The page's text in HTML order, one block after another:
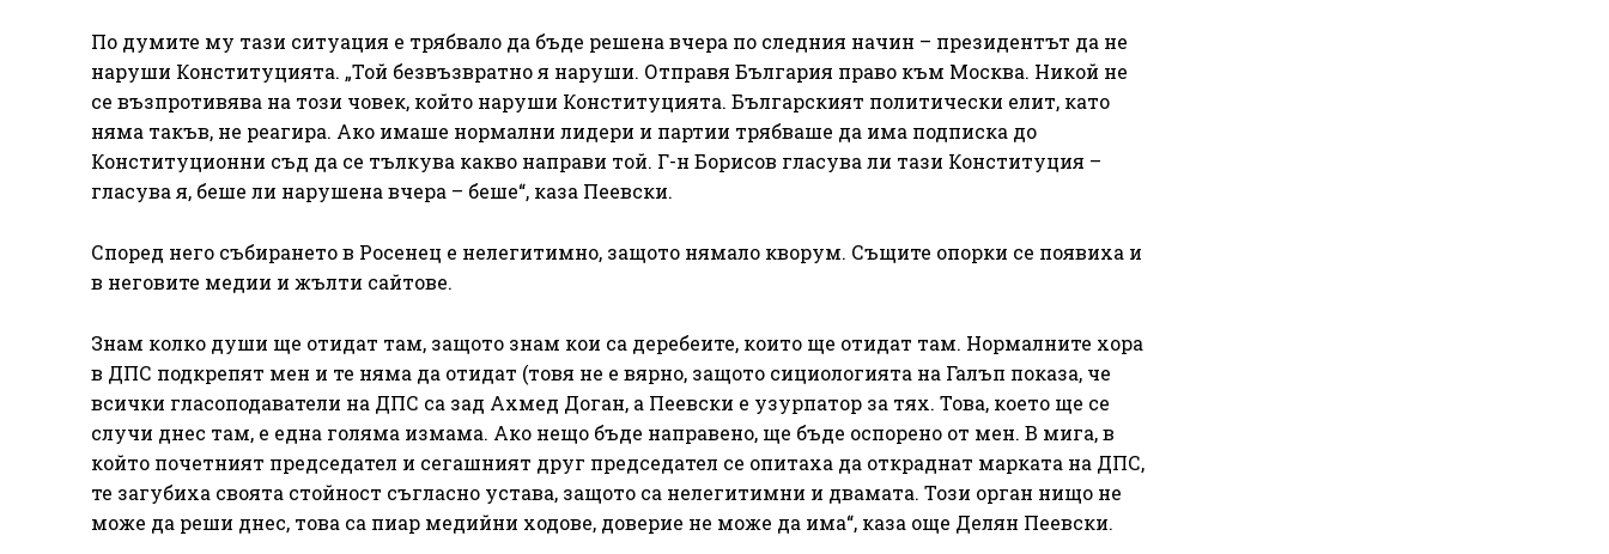
По думите му тази ситуация е трябвало да бъде решена вчера по следния начин – президентът да не
наруши Конституцията. „Той безвъзвратно я наруши. Отправя България право към Москва. Никой не
се възпротивява на този човек, който наруши Конституцията. Българският политически елит, като
няма такъв, не реагира. Ако имаше нормални лидери и партии трябваше да има подписка до
Конституционни съд да се тълкува какво направи той. Г-н Борисов гласува ли тази Конституция –
гласува я, беше ли нарушена вчера – беше“, каза Пеевски.
Според него събирането в Росенец е нелегитимно, защото нямало кворум. Същите опорки се появиха и
в неговите медии и жълти сайтове.
Знам колко души ще отидат там, защото знам кои са деребеите, които ще отидат там. Нормалните хора
в ДПС подкрепят мен и те няма да отидат (товя не е вярно, защото сициологията на Галъп показа, че
всички гласоподаватели на ДПС са зад Ахмед Доган, а Пеевски е узурпатор за тях. Това, което ще се
случи днес там, е една голяма измама. Ако нещо бъде направено, ще бъде оспорено от мен. В мига, в
който почетният председател и сегашният друг председател се опитаха да откраднат марката на ДПС,
те загубиха своята стойност съгласно устава, защото са нелегитимни и двамата. Този орган нищо не
може да реши днес, това са пиар медийни ходове, доверие не може да има“, каза още Делян Пеевски.